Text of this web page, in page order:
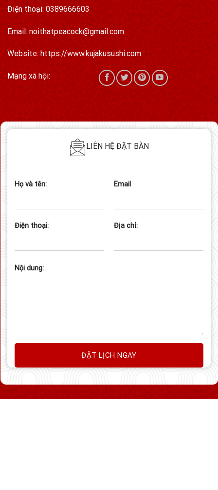
Điện thoại: 0389666603
Email: noithatpeacock@gmail.com
Website: https://www.kujakusushi.com
Mạng xã hội:
LIÊN HỆ ĐẶT BÀN
Họ và tên: Email
Điện thoại: Địa chỉ:
Nội dung: